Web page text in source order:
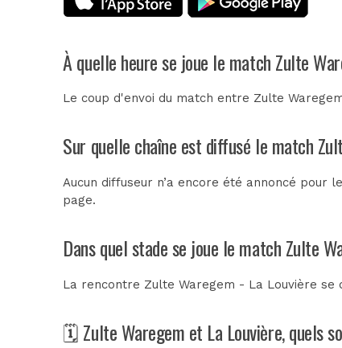
À quelle heure se joue le match Zulte
Le coup d'envoi du match entre Zulte
Sur quelle chaîne est diffusé le match
Aucun diffuseur n’a encore été annoncé pour
page.
Dans quel stade se joue le match Zulte
La rencontre Zulte Waregem - La Louvière se
🗓️ Zulte Waregem et La Louvière, quels